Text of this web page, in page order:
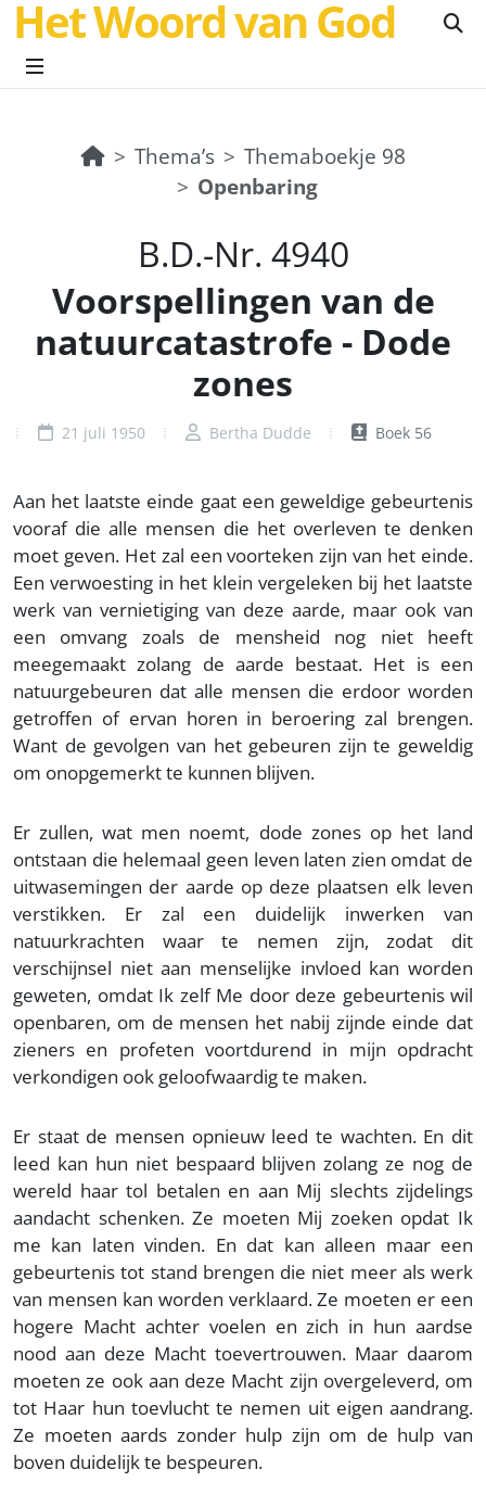
Het Woord van God
Thema’s
Themaboekje 98
Openbaring
B.D.-Nr. 4940
Voorspellingen van de
natuurcatastrofe - Dode
zones
21 juli 1950 Bertha Dudde Boek 56
Aan het laatste einde gaat een geweldige gebeurtenis
vooraf die alle mensen die het overleven te denken
moet geven. Het zal een voorteken zijn van het einde.
Een verwoesting in het klein vergeleken bij het laatste
werk van vernietiging van deze aarde, maar ook van
een omvang zoals de mensheid nog niet heeft
meegemaakt zolang de aarde bestaat. Het is een
natuurgebeuren dat alle mensen die erdoor worden
getroffen of ervan horen in beroering zal brengen.
Want de gevolgen van het gebeuren zijn te geweldig
om onopgemerkt te kunnen blijven.
Er zullen, wat men noemt, dode zones op het land
ontstaan die helemaal geen leven laten zien omdat de
uitwasemingen der aarde op deze plaatsen elk leven
verstikken. Er zal een duidelijk inwerken van
natuurkrachten waar te nemen zijn, zodat dit
verschijnsel niet aan menselijke invloed kan worden
geweten, omdat Ik zelf Me door deze gebeurtenis wil
openbaren, om de mensen het nabij zijnde einde dat
zieners en profeten voortdurend in mijn opdracht
verkondigen ook geloofwaardig te maken.
Er staat de mensen opnieuw leed te wachten. En dit
leed kan hun niet bespaard blijven zolang ze nog de
wereld haar tol betalen en aan Mij slechts zijdelings
aandacht schenken. Ze moeten Mij zoeken opdat Ik
me kan laten vinden. En dat kan alleen maar een
gebeurtenis tot stand brengen die niet meer als werk
van mensen kan worden verklaard. Ze moeten er een
hogere Macht achter voelen en zich in hun aardse
nood aan deze Macht toevertrouwen. Maar daarom
moeten ze ook aan deze Macht zijn overgeleverd, om
tot Haar hun toevlucht te nemen uit eigen aandrang.
Ze moeten aards zonder hulp zijn om de hulp van
boven duidelijk te bespeuren.